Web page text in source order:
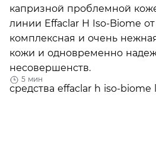
5 мин
капризной проблемной
линии Effaclar H Iso-Biome
комплексная и очень
кожи и одновременно
несовершенств.